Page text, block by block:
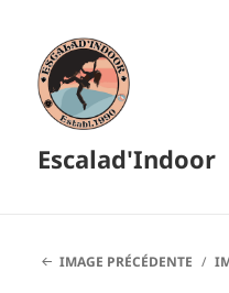
Escalad'Indoor
IMAGE PRÉCÉDENTE